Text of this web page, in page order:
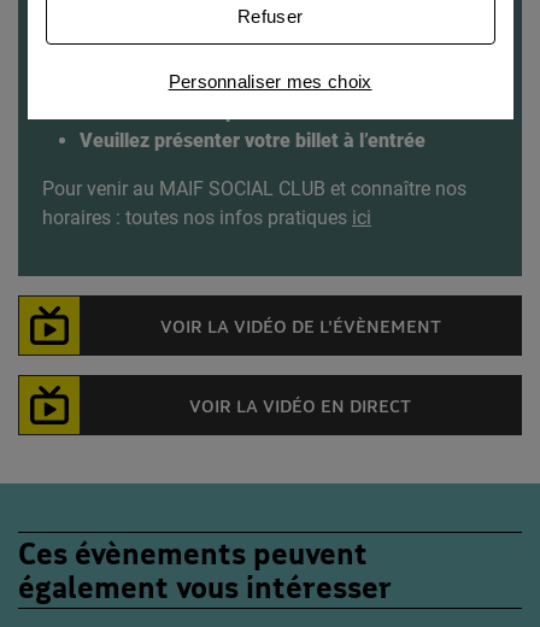
Infos pratiques
Jeudi 22 mars de 19h à 22h
Veuillez présenter votre billet à l’entrée
Pour venir au MAIF SOCIAL CLUB et connaître nos
horaires : toutes nos infos pratiques ici
VOIR LA VIDÉO DE L'ÉVÈNEMENT
VOIR LA VIDÉO EN DIRECT
Ces évènements peuvent
également vous intéresser
publicités personnalisées
Personnaliser mes choix
Refuser